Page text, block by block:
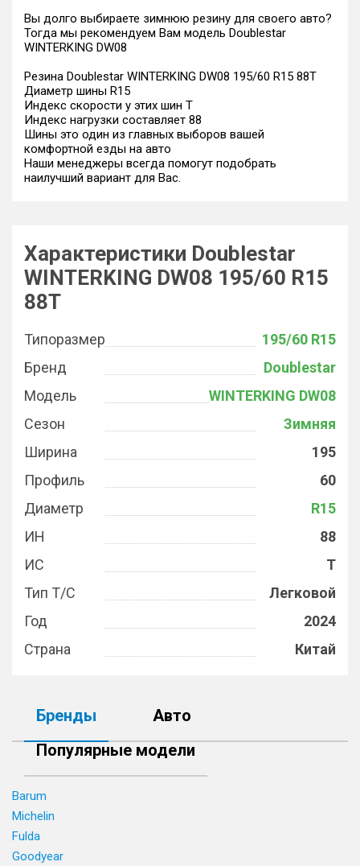
Вы долго выбираете зимнюю резину для своего авто?
Тогда мы рекомендуем Вам модель Doublestar
WINTERKING DW08
Резина Doublestar WINTERKING DW08 195/60 R15 88T
Диаметр шины R15
Индекс скорости у этих шин T
Индекс нагрузки составляет 88
Шины это один из главных выборов вашей
комфортной езды на авто
Наши менеджеры всегда помогут подобрать
наилучший вариант для Вас.
Характеристики Doublestar
WINTERKING DW08 195/60 R15
88T
Типоразмер
195/60 R15
Бренд
Doublestar
Модель
WINTERKING DW08
Сезон
Зимняя
Ширина
195
Профиль
60
Диаметр
R15
ИН
88
ИС
T
Тип Т/С
Легковой
Год
2024
Страна
Китай
Бренды
Авто
Популярные модели
Barum
Michelin
Fulda
Goodyear